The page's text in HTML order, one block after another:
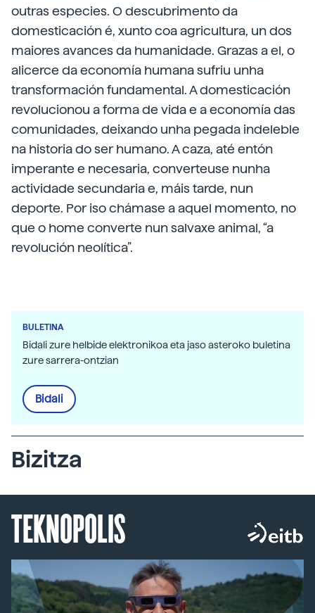
outras especies. O descubrimento da
domesticación é, xunto coa agricultura, un dos
maiores avances da humanidade. Grazas a el, o
alicerce da economía humana sufriu unha
transformación fundamental. A domesticación
revolucionou a forma de vida e a economía das
comunidades, deixando unha pegada indeleble
na historia do ser humano. A caza, até entón
imperante e necesaria, converteuse nunha
actividade secundaria e, máis tarde, nun
deporte. Por iso chámase a aquel momento, no
que o home converte nun salvaxe animal, “a
revolución neolítica”.
BULETINA
Bidali zure helbide elektronikoa eta jaso asteroko buletina
zure sarrera-ontzian
Bidali
Bizitza
TEKNOPOLIS